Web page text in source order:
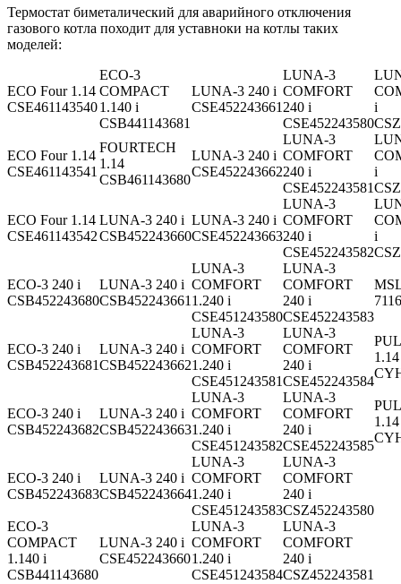
Термостат биметалический для аварийного отключения
газового котла походит для уставноки на котлы таких
моделей:
ECO Four 1.14
CSE461143540
ECO-3
COMPACT
1.140 i
CSB441143681
LUNA-3 240 i
CSE452243661
LUNA-3
COMFORT
240 i
CSE452243580
i
ECO Four 1.14
CSE461143541
FOURTECH
1.14
CSB461143680
LUNA-3 240 i
CSE452243662
LUNA-3
COMFORT
240 i
CSE452243581
i
ECO Four 1.14
CSE461143542
LUNA-3 240 i
CSB452243660
LUNA-3 240 i
CSE452243663
LUNA-3
COMFORT
240 i
CSE452243582
i
ECO-3 240 i
CSB452243680
LUNA-3 240 i
CSB452243661
LUNA-3
COMFORT
1.240 i
CSE451243580
LUNA-3
COMFORT
240 i
CSE452243583
ECO-3 240 i
CSB452243681
LUNA-3 240 i
CSB452243662
LUNA-3
COMFORT
1.240 i
CSE451243581
LUNA-3
COMFORT
240 i
CSE452243584
1.14
ECO-3 240 i
CSB452243682
LUNA-3 240 i
CSB452243663
LUNA-3
COMFORT
1.240 i
CSE451243582
LUNA-3
COMFORT
240 i
CSE452243585
1.14
ECO-3 240 i
CSB452243683
LUNA-3 240 i
CSB452243664
LUNA-3
COMFORT
1.240 i
CSE451243583
LUNA-3
COMFORT
240 i
CSZ452243580
ECO-3
COMPACT
1.140 i
CSB441143680
LUNA-3 240 i
CSE452243660
LUNA-3
COMFORT
1.240 i
CSE451243584
LUNA-3
COMFORT
240 i
CSZ452243581